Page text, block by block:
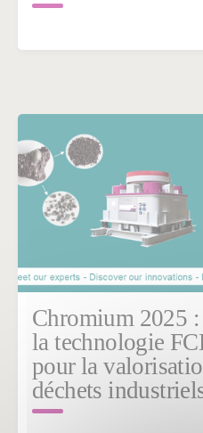
Chromium 2025 :
la technologie
pour la
déchets